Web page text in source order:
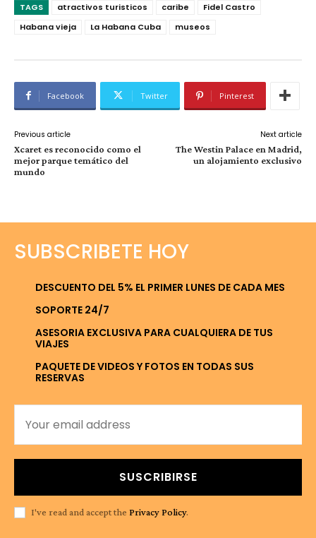
TAGS atractivos turisticos caribe
Fidel Castro
Habana vieja
La Habana Cuba museos
Facebook Twitter Pinterest
Previous article
Xcaret es reconocido como el
mejor parque temático del
mundo
Next article
The Westin Palace en Madrid,
un alojamiento exclusivo
SUBSCRIBETE HOY
DESCUENTO DEL 5% EL PRIMER LUNES DE CADA MES
SOPORTE 24/7
ASESORIA EXCLUSIVA PARA CUALQUIERA DE TUS
VIAJES
PAQUETE DE VIDEOS Y FOTOS EN TODAS SUS
RESERVAS
SUSCRIBIRSE
I've read and accept the Privacy Policy.